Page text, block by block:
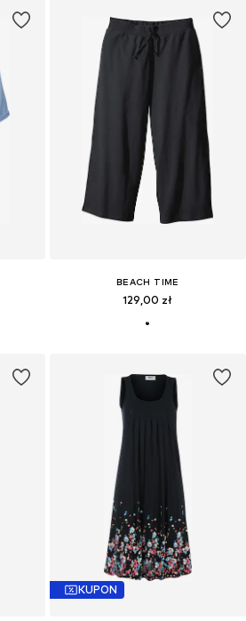
BEACH TIME
129,00 zł
KUPON